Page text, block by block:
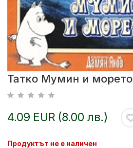
Татко Мумин и морето
4.09 EUR (8.00 лв.)
Продуктът не е наличен